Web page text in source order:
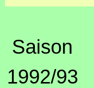
Saison
1992/93